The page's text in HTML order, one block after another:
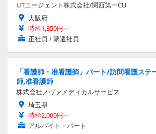
UTエージェント株式会社/関西第一CU
大阪府
時給1,350円～
正社員 / 派遣社員
「看護師・准看護師」パート/訪問看護ステ
師,准看護師
株式会社ノヴァメディカルサービス
埼玉県
時給2,000円～
アルバイト・パート